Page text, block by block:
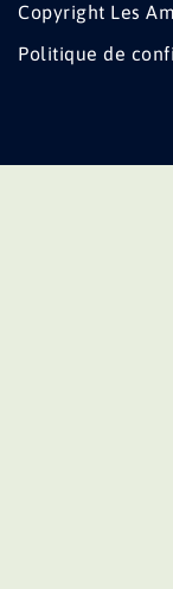
Copyright Les
Politique de